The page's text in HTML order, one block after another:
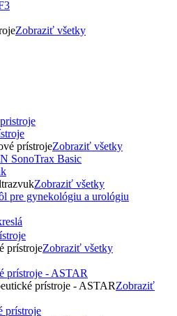
Zobraziť všetky
prístrojeZobraziť všetky
Zobraziť všetky
prístrojeZobraziť všetky
prístroje - ASTAR
prístroje - ASTARZobraziť